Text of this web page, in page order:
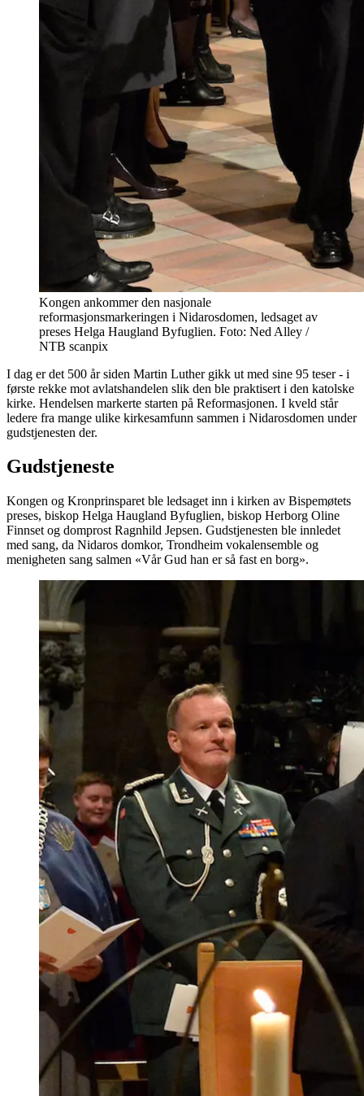
Kongen ankommer den nasjonale
reformasjonsmarkeringen i Nidarosdomen, ledsaget av
preses Helga Haugland Byfuglien. Foto: Ned Alley /
NTB scanpix
I dag er det 500 år siden Martin Luther gikk ut med sine 95 teser - i
første rekke mot avlatshandelen slik den ble praktisert i den katolske
kirke. Hendelsen markerte starten på Reformasjonen. I kveld står
ledere fra mange ulike kirkesamfunn sammen i Nidarosdomen under
gudstjenesten der.
Gudstjeneste
Kongen og Kronprinsparet ble ledsaget inn i kirken av Bispemøtets
preses, biskop Helga Haugland Byfuglien, biskop Herborg Oline
Finnset og domprost Ragnhild Jepsen. Gudstjenesten ble innledet
med sang, da Nidaros domkor, Trondheim vokalensemble og
menigheten sang salmen «Vår Gud han er så fast en borg».